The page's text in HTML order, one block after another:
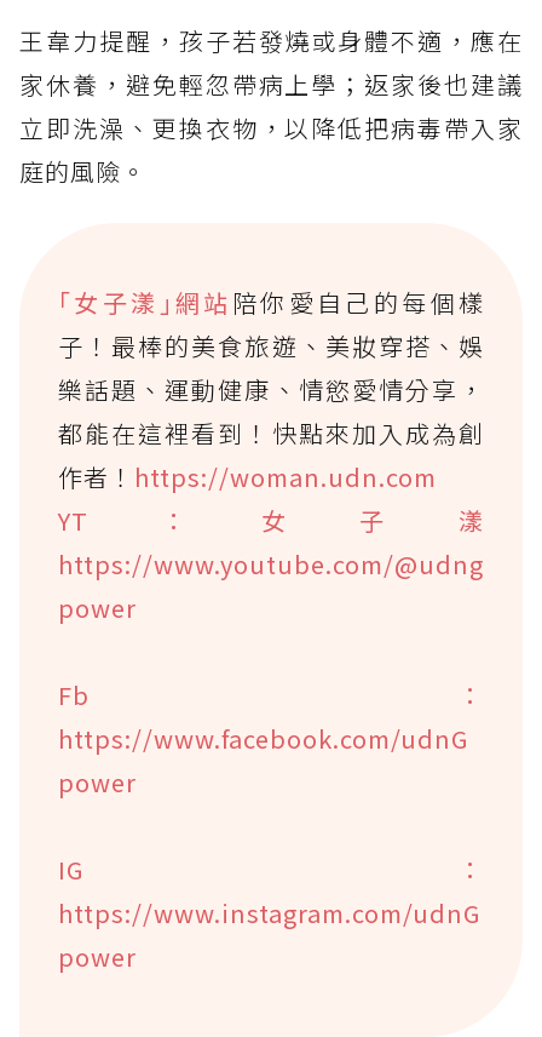
王韋力提醒，孩子若發燒或身體不適，應在
家休養，避免輕忽帶病上學；返家後也建議
立即洗澡、更換衣物，以降低把病毒帶入家
庭的風險。
｢女子漾｣網站 陪你愛自己的每個樣
子！最棒的美食旅遊、美妝穿搭、娛
樂話題、運動健康、情慾愛情分享，
都能在這裡看到！快點來加入成為創
作者！ https://woman.udn.com
YT：女子漾
https://www.youtube.com/@udng
power
Fb：
https://www.facebook.com/udnG
power
IG：
https://www.instagram.com/udnG
power